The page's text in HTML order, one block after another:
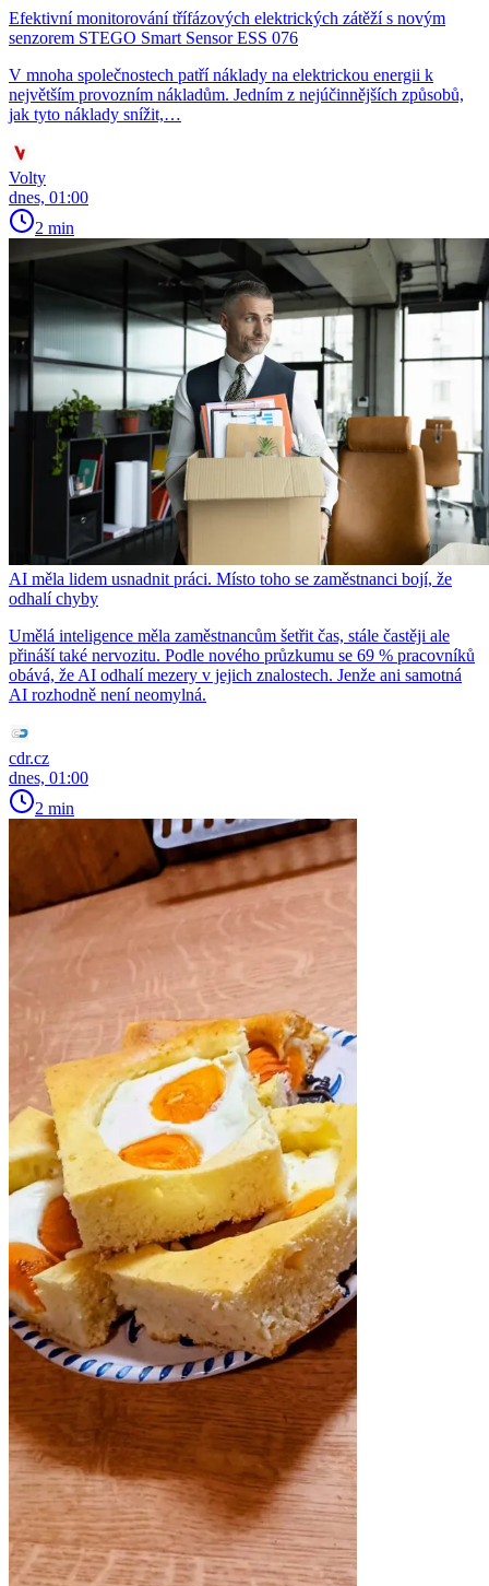
Efektivní monitorování třífázových elektrických zátěží s novým
senzorem STEGO Smart Sensor ESS 076
V mnoha společnostech patří náklady na elektrickou energii k
největším provozním nákladům. Jedním z nejúčinnějších způsobů,
jak tyto náklady snížit,…
Volty
dnes, 01:00
2 min
AI měla lidem usnadnit práci. Místo toho se zaměstnanci bojí, že
odhalí chyby
Umělá inteligence měla zaměstnancům šetřit čas, stále častěji ale
přináší také nervozitu. Podle nového průzkumu se 69 % pracovníků
obává, že AI odhalí mezery v jejich znalostech. Jenže ani samotná
AI rozhodně není neomylná.
cdr.cz
dnes, 01:00
2 min